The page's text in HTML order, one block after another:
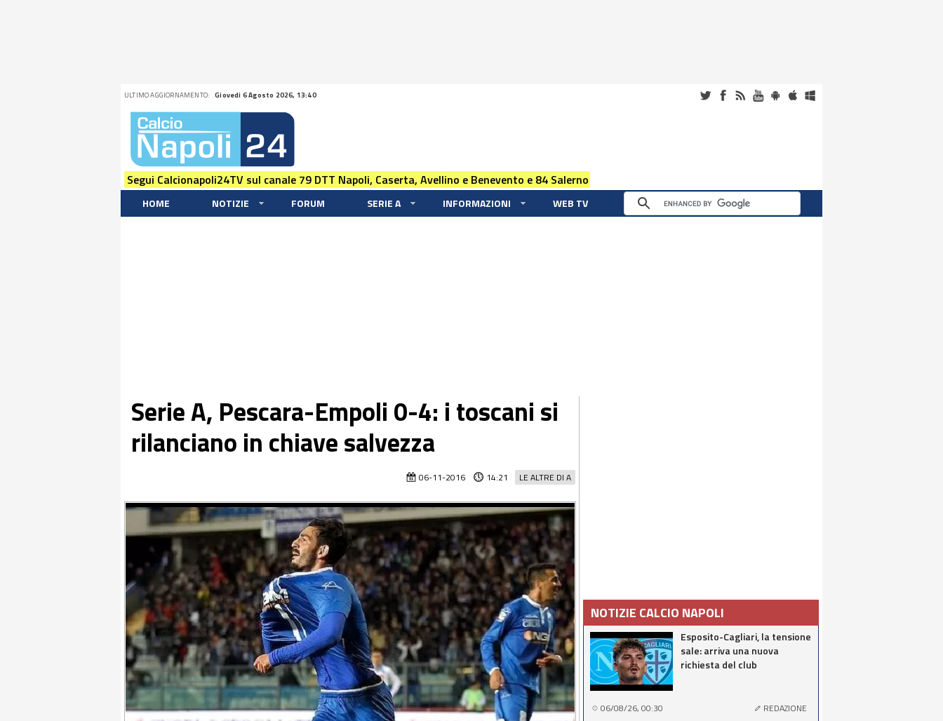
ULTIMO AGGIORNAMENTO: Giovedi 6 Agosto 2026, 13:40
Segui Calcionapoli24TV sul canale 79 DTT Napoli, Caserta, Avellino e Benevento e 84 Salerno
HOME NOTIZIE FORUM SERIE A INFORMAZIONI WEB TV
Serie A, Pescara-Empoli 0-4: i toscani si
rilanciano in chiave salvezza
LE ALTRE DI A
06-11-2016 14:21
NOTIZIE CALCIO NAPOLI
Esposito-Cagliari, la tensione
sale: arriva una nuova
richiesta del club
06/08/26, 00:30 REDAZIONE